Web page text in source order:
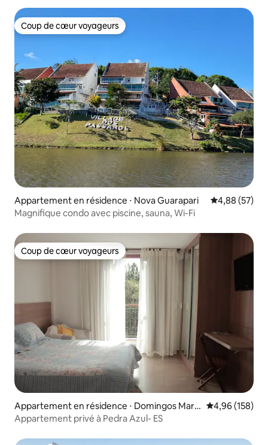
Coup de cœur voyageurs
Coup de cœur voyageurs
Appartement en résidence ⋅ Nova Guarapari Évaluation
4,88 (57)
Magnifique condo avec piscine, sauna, Wi-Fi
Coup de cœur voyageurs
Coup de cœur voyageurs
Appartement en résidence ⋅ Domingos Marti
ns
Évaluation
4,96 (158)
Appartement privé à Pedra Azul- ES